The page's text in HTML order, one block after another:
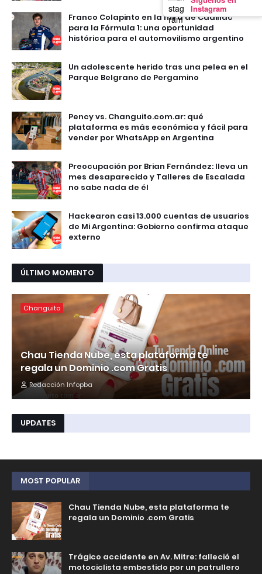
Instagram
Franco Colapinto en la mira de Cadillac
para la Fórmula 1: una oportunidad
histórica para el automovilismo argentino
Un adolescente herido tras una pelea en el
Parque Belgrano de Pergamino
Pency vs. Changuito.com.ar: qué
plataforma es más económica y fácil para
vender por WhatsApp en Argentina
Preocupación por Brian Fernández: lleva un
mes desaparecido y Talleres de Escalada
no sabe nada de él
Hackearon casi 13.000 cuentas de usuarios
de Mi Argentina: Gobierno confirma ataque
externo
ÚLTIMO MOMENTO
Changuito
Chau Tienda Nube, esta plataforma te
regala un Dominio .com Gratis
Redacción Infopba
UPDATES
MOST POPULAR
Chau Tienda Nube, esta plataforma te
regala un Dominio .com Gratis
Trágico accidente en Av. Mitre: falleció el
motociclista embestido por un patrullero